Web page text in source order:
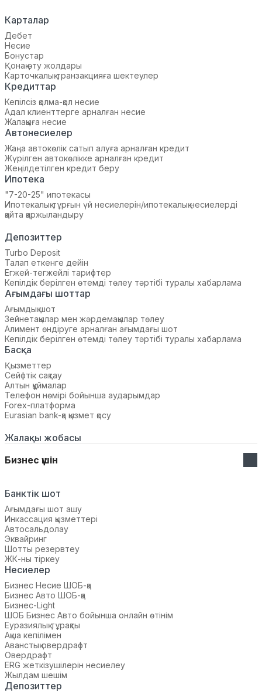
Карталар
Дебет
Несие
Бонустар
Қонақ өту жолдары
Карточкалық транзакцияға шектеулер
Кредиттар
Кепілсіз қолма-қол несие
Адал клиенттерге арналған несие
Жалақыға несие
Автонесиелер
Жаңа автокөлік сатып алуға арналған кредит
Жүрілген автокөлікке арналған кредит
Жеңілдетілген кредит беру
Ипотека
"7-20-25" ипотекасы
Ипотекалық тұрғын үй несиелерін/ипотекалық несиелерді
қайта қаржыландыру
Депозиттер
Turbo Deposit
Талап еткенге дейін
Егжей-тегжейлі тарифтер
Кепілдік берілген өтемді төлеу тәртібі туралы хабарлама
Ағымдағы шоттар
Ағымдық шот
Зейнетақылар мен жәрдемақылар төлеу
Алимент өндіруге арналған ағымдағы шот
Кепілдік берілген өтемді төлеу тәртібі туралы хабарлама
Басқа
Қызметтер
Сейфтік сақтау
Алтын құймалар
Телефон нөмірі бойынша аударымдар
Forex-платформа
Eurasian bank-қа қызмет қосу
Жалақы жобасы
Бизнес үшін
Банктік шот
Ағымдағы шот ашу
Инкассация қызметтері
Автосальдолау
Эквайринг
Шотты резервтеу
ЖК-ны тіркеу
Несиелер
Бизнес Несие ШОБ-қа
Бизнес Авто ШОБ-қа
Бизнес-Light
ШОБ Бизнес Авто бойынша онлайн өтінім
Еуразиялық тұрақты
Ақша кепілімен
Аванстық овердрафт
Овердрафт
ERG жеткізушілерін несиелеу
Жылдам шешім
Депозиттер